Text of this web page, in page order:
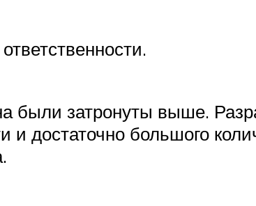
были затронуты выше.
и достаточно большого